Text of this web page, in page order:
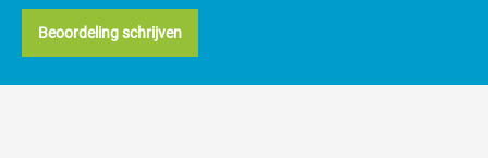
Beoordeling schrijven